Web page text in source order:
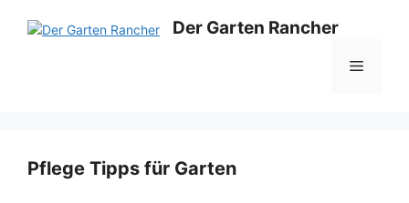
Inhalt
Der Garten Rancher
Menü
Pflege Tipps für Garten